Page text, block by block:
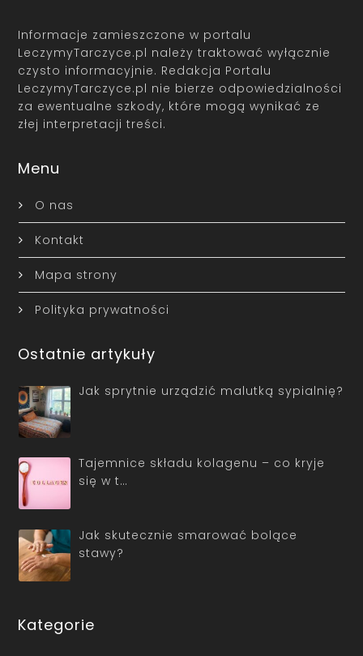
Informacje zamieszczone w portalu
LeczymyTarczyce.pl należy traktować wyłącznie
czysto informacyjnie. Redakcja Portalu
LeczymyTarczyce.pl nie bierze odpowiedzialności
za ewentualne szkody, które mogą wynikać ze
złej interpretacji treści.
Menu
O nas
Kontakt
Mapa strony
Polityka prywatności
Ostatnie artykuły
Jak sprytnie urządzić malutką sypialnię?
Tajemnice składu kolagenu – co kryje
się w t…
Jak skutecznie smarować bolące
stawy?
Kategorie